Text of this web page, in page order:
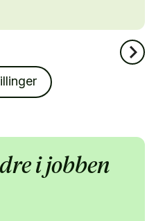
i jobben